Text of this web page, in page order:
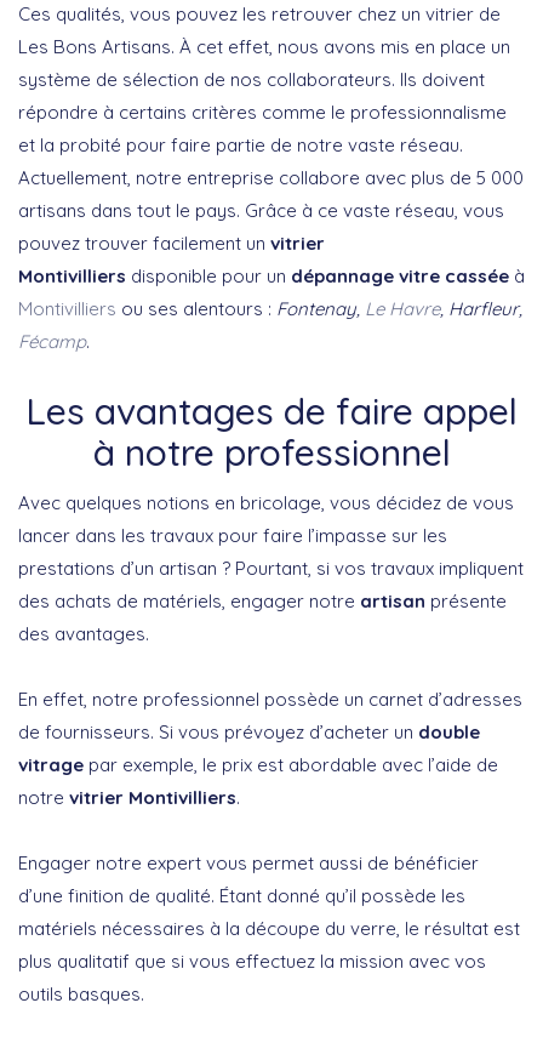
Ces qualités, vous pouvez les retrouver chez un vitrier de
Les Bons Artisans. À cet effet, nous avons mis en place un
système de sélection de nos collaborateurs. Ils doivent
répondre à certains critères comme le professionnalisme
et la probité pour faire partie de notre vaste réseau.
Actuellement, notre entreprise collabore avec plus de 5 000
artisans dans tout le pays. Grâce à ce vaste réseau, vous
pouvez trouver facilement un vitrier
Montivilliers disponible pour un dépannage vitre cassée à
Montivilliers ou ses alentours : Fontenay, Le Havre, Harfleur,
Fécamp.
Les avantages de faire appel
à notre professionnel
Avec quelques notions en bricolage, vous décidez de vous
lancer dans les travaux pour faire l’impasse sur les
prestations d’un artisan ? Pourtant, si vos travaux impliquent
des achats de matériels, engager notre artisan présente
des avantages.
En effet, notre professionnel possède un carnet d’adresses
de fournisseurs. Si vous prévoyez d’acheter un double
vitrage par exemple, le prix est abordable avec l’aide de
notre vitrier Montivilliers.
Engager notre expert vous permet aussi de bénéficier
d’une finition de qualité. Étant donné qu’il possède les
matériels nécessaires à la découpe du verre, le résultat est
plus qualitatif que si vous effectuez la mission avec vos
outils basques.